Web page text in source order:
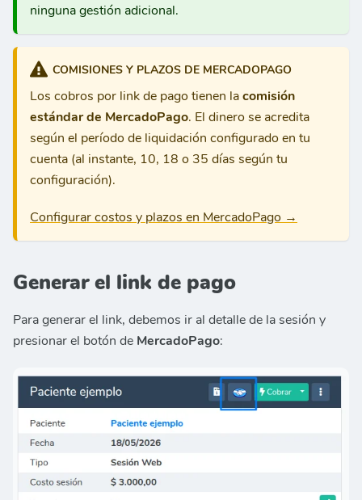
ninguna gestión adicional.
COMISIONES Y PLAZOS DE MERCADOPAGO
Los cobros por link de pago tienen lacomisión
estándar de MercadoPago. El dinero se acredita
según el período de liquidación configurado en tu
cuenta (al instante, 10, 18 o 35 días según tu
configuración).
Configurar costos y plazos en MercadoPago →
Generar el link de pago
Para generar el link, debemos ir al detalle de la sesión y
presionar el botón de MercadoPago: